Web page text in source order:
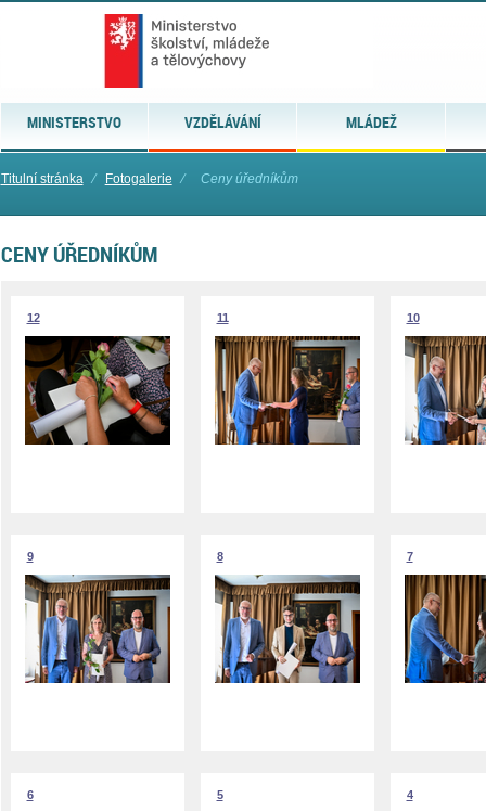
MINISTERSTVO VZDĚLÁVÁNÍ MLÁDEŽ
Titulní stránka ⁄ Fotogalerie ⁄ Ceny úředníkům
CENY ÚŘEDNÍKŮM
12 11 10
9 8 7
6 5 4